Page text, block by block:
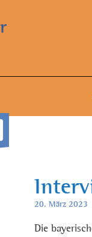
20. März 2023
Die